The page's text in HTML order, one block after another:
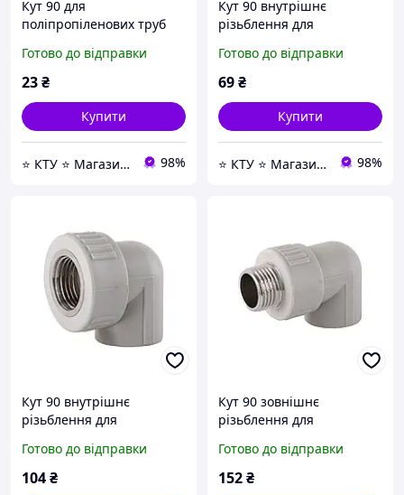
Кут 90 для
поліпропіленових труб
інтернет-магазин -KTY24-
Готово до відправки
23₴
Купити
⭐ КТУ ⭐ Магазин Насосной техники, Водоочистки, Отопления и любой Сантехники ⭐ 98%
Кут 90 внутрішнє
різьблення для
Kalde PPR 16018 ф32х1/2 -
інтернет-магазин -KTY24-
Готово до відправки
69₴
Купити
⭐ КТУ ⭐ Магазин Насосной техники, Водоочистки, Отопления и любой Сантехники ⭐ 98%
Кут 90 внутрішнє
різьблення для
Kalde PPR 16020 ф32х3/4 -
інтернет-магазин -KTY24-
Готово до відправки
104₴
Кут 90 зовнішнє
різьблення для
Kalde PPR 18018 ф32х1 -
інтернет-магазин -KTY24-
Готово до відправки
152₴